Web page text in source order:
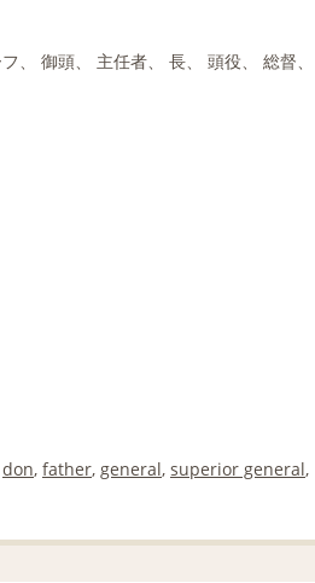
、 御頭、 主任者、 長、 頭役、 総督、
don, father, general, superior general,